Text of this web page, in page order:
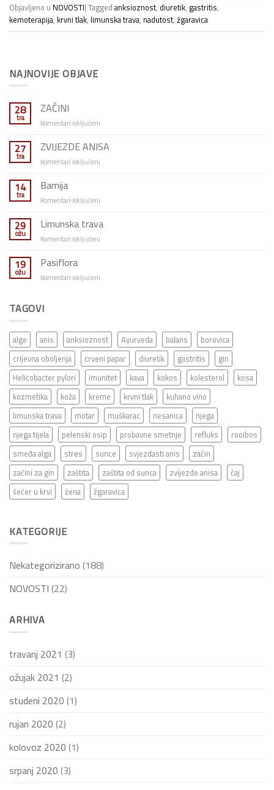
Objavljeno u NOVOSTI| Tagged anksioznost, diuretik, gastritis,
kemoterapija, krvni tlak, limunska trava, nadutost, žgaravica
NAJNOVIJE OBJAVE
28
tra
ZAČINI
Komentari isključeni
27
tra
ZVIJEZDE ANISA
Komentari isključeni
14
tra
Bamija
Komentari isključeni
29
ožu
Limunska trava
Komentari isključeni
19
ožu
Pasiflora
Komentari isključeni
TAGOVI
alge anis anksioznost Ayurveda balans
borovica
crijevna oboljenja
crveni papar diuretik gastritis
gin
Helicobacter pylori
imunitet kava kokos kolesterol
kosa
kozmetika
koža kreme krvni tlak
kuhano vino
limunska trava
motar muškarac nesanica
njega
njega tijela
pelenski osip probavne smetnje refluks
rooibos
smeđa alga
stres sunce svjezdasti anis
začin
začini za gin
zaštita zaštita od sunca zvijezde anisa
čaj
šećer u krvi
žena žgaravica
KATEGORIJE
Nekategorizirano (188)
NOVOSTI (22)
ARHIVA
travanj 2021 (3)
ožujak 2021 (2)
studeni 2020 (1)
rujan 2020 (2)
kolovoz 2020 (1)
srpanj 2020 (3)